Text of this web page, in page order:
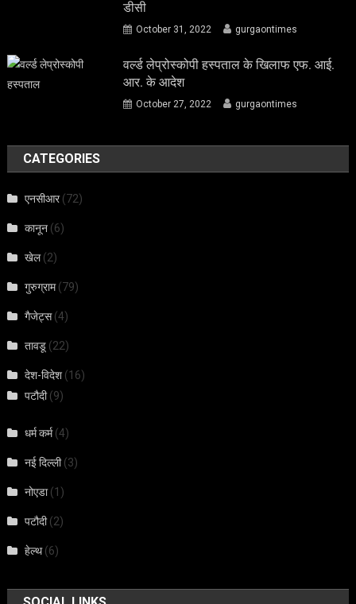
डीसी
October 31, 2022 gurgaontimes
वर्ल्ड लेप्रोस्कोपी हस्पताल के खिलाफ एफ. आई.
आर. के आदेश
October 27, 2022 gurgaontimes
CATEGORIES
एनसीआर(72)
कानून (6)
खेल(2)
गुरुग्राम(79)
गैजेट्स(4)
तावडू (22)
देश-विदेश (16)
पटौदी(9)
धर्म कर्म(4)
नई दिल्ली(3)
नोएडा(1)
पटौदी(2)
हेल्थ(6)